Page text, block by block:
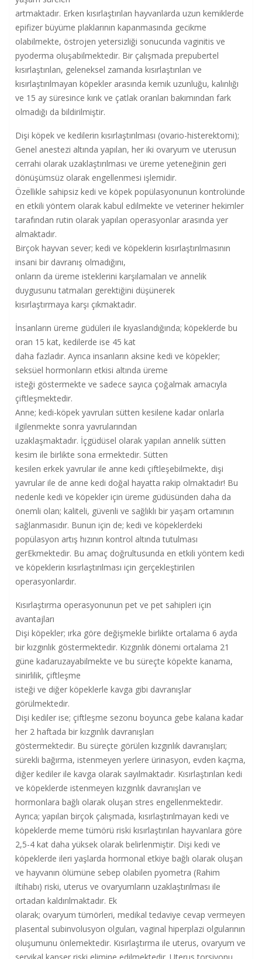
artmaktadır. Erken kısırlaştırılan hayvanlarda uzun kemiklerde
epifizer büyüme plaklarının kapanmasında gecikme
olabilmekte, östrojen yetersizliği sonucunda vaginitis ve
pyoderma oluşabilmektedir. Bir çalışmada prepubertel
kısırlaştırılan, geleneksel zamanda kısırlaştırılan ve
kısırlaştırılmayan köpekler arasında kemik uzunluğu, kalınlığı
ve 15 ay süresince kırık ve çatlak oranları bakımından fark
olmadığı da bildirilmiştir.
Dişi köpek ve kedilerin kısırlaştırılması (ovario-histerektomi);
Genel anestezi altında yapılan, her iki ovaryum ve uterusun
cerrahi olarak uzaklaştırılması ve üreme yeteneğinin geri
dönüşümsüz olarak engellenmesi işlemidir.
Özellikle sahipsiz kedi ve köpek popülasyonunun kontrolünde
en etkili yöntem olarak kabul edilmekte ve veteriner hekimler
tarafından rutin olarak yapılan operasyonlar arasında yer
almaktadır.
Birçok hayvan sever; kedi ve köpeklerin kısırlaştırılmasının
insani bir davranış olmadığını,
onların da üreme isteklerini karşılamaları ve annelik
duygusunu tatmaları gerektiğini düşünerek
kısırlaştırmaya karşı çıkmaktadır.
İnsanların üreme güdüleri ile kıyaslandığında; köpeklerde bu
oran 15 kat, kedilerde ise 45 kat
daha fazladır. Ayrıca insanların aksine kedi ve köpekler;
seksüel hormonların etkisi altında üreme
isteği göstermekte ve sadece sayıca çoğalmak amacıyla
çiftleşmektedir.
Anne; kedi-köpek yavruları sütten kesilene kadar onlarla
ilgilenmekte sonra yavrularından
uzaklaşmaktadır. İçgüdüsel olarak yapılan annelik sütten
kesim ile birlikte sona ermektedir. Sütten
kesilen erkek yavrular ile anne kedi çiftleşebilmekte, dişi
yavrular ile de anne kedi doğal hayatta rakip olmaktadır! Bu
nedenle kedi ve köpekler için üreme güdüsünden daha da
önemli olan; kaliteli, güvenli ve sağlıklı bir yaşam ortamının
sağlanmasıdır. Bunun için de; kedi ve köpeklerdeki
popülasyon artış hızının kontrol altında tutulması
gerEkmektedir. Bu amaç doğrultusunda en etkili yöntem kedi
ve köpeklerin kısırlaştırılması için gerçekleştirilen
operasyonlardır.
Kısırlaştırma operasyonunun pet ve pet sahipleri için
avantajları
Dişi köpekler; ırka göre değişmekle birlikte ortalama 6 ayda
bir kızgınlık göstermektedir. Kızgınlık dönemi ortalama 21
güne kadaruzayabilmekte ve bu süreçte köpekte kanama,
sinirlilik, çiftleşme
isteği ve diğer köpeklerle kavga gibi davranışlar
görülmektedir.
Dişi kediler ise; çiftleşme sezonu boyunca gebe kalana kadar
her 2 haftada bir kızgınlık davranışları
göstermektedir. Bu süreçte görülen kızgınlık davranışları;
sürekli bağırma, istenmeyen yerlere ürinasyon, evden kaçma,
diğer kediler ile kavga olarak sayılmaktadır. Kısırlaştırılan kedi
ve köpeklerde istenmeyen kızgınlık davranışları ve
hormonlara bağlı olarak oluşan stres engellenmektedir.
Ayrıca; yapılan birçok çalışmada, kısırlaştırılmayan kedi ve
köpeklerde meme tümörü riski kısırlaştırılan hayvanlara göre
2,5-4 kat daha yüksek olarak belirlenmiştir. Dişi kedi ve
köpeklerde ileri yaşlarda hormonal etkiye bağlı olarak oluşan
ve hayvanın ölümüne sebep olabilen pyometra (Rahim
iltihabı) riski, uterus ve ovaryumların uzaklaştırılması ile
ortadan kaldırılmaktadır. Ek
olarak; ovaryum tümörleri, medikal tedaviye cevap vermeyen
plasental subinvolusyon olguları, vaginal hiperplazi olgularının
oluşumunu önlemektedir. Kısırlaştırma ile uterus, ovaryum ve